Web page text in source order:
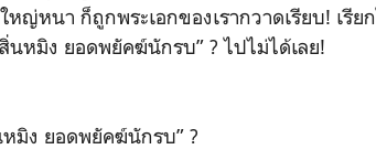
ญ่หนา ก็ถูกพระเอกของเรากวาดเรียบ! เรี
นหมิง ยอดพยัคฆ์นักรบ” ? ไปไม่ได้เลย!
มิง ยอดพยัคฆ์นักรบ” ?